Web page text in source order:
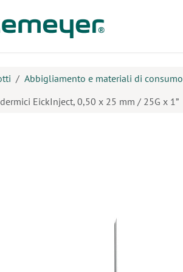
Abbigliamento e materiali di consumo
EickInject, 0,50 x 25 mm / 25G x 1”